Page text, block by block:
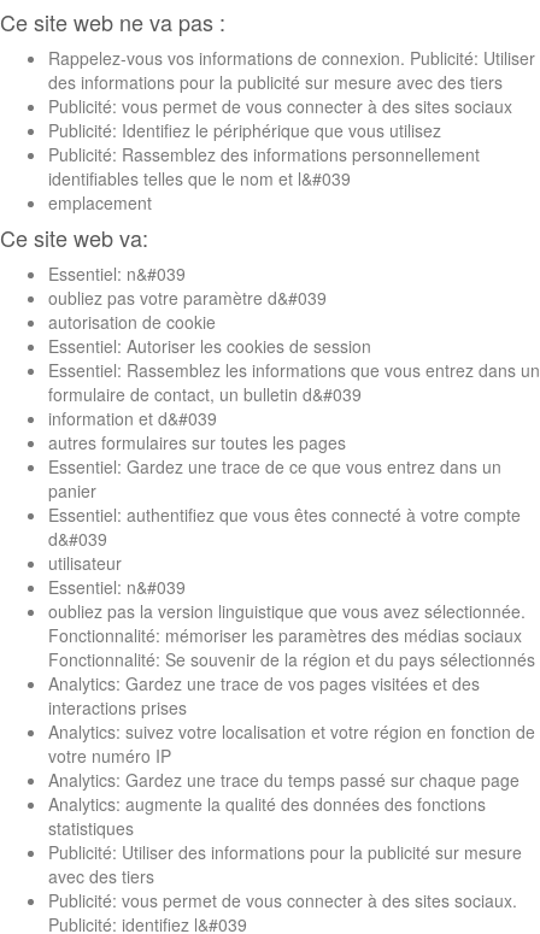
Ce site web ne va pas :
Rappelez-vous vos informations de connexion. Publicité: Utiliser
des informations pour la publicité sur mesure avec des tiers
Publicité: vous permet de vous connecter à des sites sociaux
Publicité: Identifiez le périphérique que vous utilisez
Publicité: Rassemblez des informations personnellement
identifiables telles que le nom et l&#039
emplacement
Ce site web va:
Essentiel: n&#039
oubliez pas votre paramètre d&#039
autorisation de cookie
Essentiel: Autoriser les cookies de session
Essentiel: Rassemblez les informations que vous entrez dans un
formulaire de contact, un bulletin d&#039
information et d&#039
autres formulaires sur toutes les pages
Essentiel: Gardez une trace de ce que vous entrez dans un
panier
Essentiel: authentifiez que vous êtes connecté à votre compte
d&#039
utilisateur
Essentiel: n&#039
oubliez pas la version linguistique que vous avez sélectionnée.
Fonctionnalité: mémoriser les paramètres des médias sociaux
Fonctionnalité: Se souvenir de la région et du pays sélectionnés
Analytics: Gardez une trace de vos pages visitées et des
interactions prises
Analytics: suivez votre localisation et votre région en fonction de
votre numéro IP
Analytics: Gardez une trace du temps passé sur chaque page
Analytics: augmente la qualité des données des fonctions
statistiques
Publicité: Utiliser des informations pour la publicité sur mesure
avec des tiers
Publicité: vous permet de vous connecter à des sites sociaux.
Publicité: identifiez l&#039